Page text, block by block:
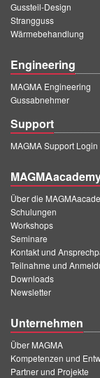
Gussteil-Design
Strangguss
Wärmebehandlung
Engineering
MAGMA Engineering
Gussabnehmer
Support
MAGMA Support Login
Über die
Schulungen
Workshops
Seminare
Kontakt und
Teilnahme und
Downloads
Newsletter
Unternehmen
Über MAGMA
Kompetenzen und
Partner und Projekte